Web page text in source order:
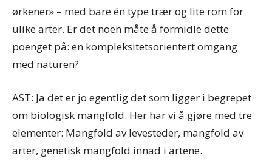
ørkener» – med bare én type trær og lite rom for
ulike arter. Er det noen måte å formidle dette
poenget på: en kompleksitetsorientert omgang
med naturen?
AST: Ja det er jo egentlig det som ligger i begrepet
om biologisk mangfold. Her har vi å gjøre med tre
elementer: Mangfold av levesteder, mangfold av
arter, genetisk mangfold innad i artene.